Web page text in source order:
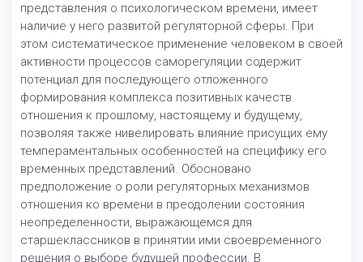
представления о психологическом времени, имеет
наличие у него развитой регуляторной сферы. При
этом систематическое применение человеком в своей
активности процессов саморегуляции содержит
потенциал для последующего отложенного
формирования комплекса позитивных качеств
отношения к прошлому, настоящему и будущему,
позволяя также нивелировать влияние присущих ему
темпераментальных особенностей на специфику его
временных представлений. Обосновано
предположение о роли регуляторных механизмов
отношения ко времени в преодолении состояния
неопределенности, выражающемся для
старшеклассников в принятии ими своевременного
решения о выборе будущей профессии. В